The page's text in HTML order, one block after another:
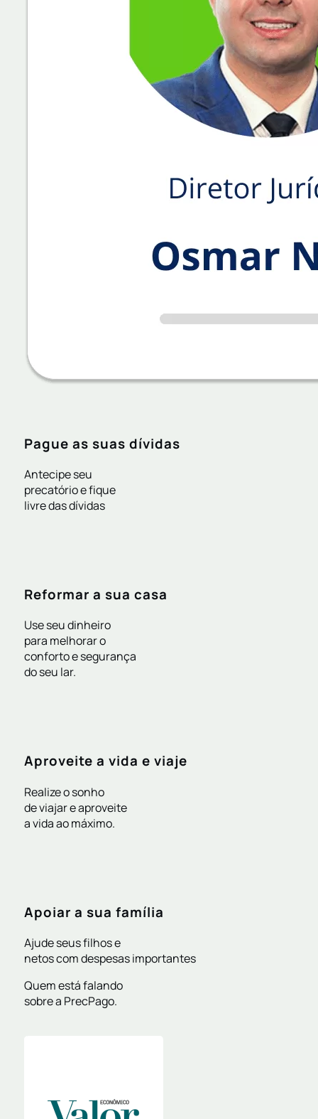
Pague as suas dívidas
Antecipe seu
precatório e fique
livre das dívidas
Reformar a sua casa
Use seu dinheiro
para melhorar o
conforto e segurança
do seu lar.
Aproveite a vida e viaje
Realize o sonho
de viajar e aproveite
a vida ao máximo.
Apoiar a sua família
Ajude seus filhos e
netos com despesas importantes
Quem está falando
sobre a PrecPago.